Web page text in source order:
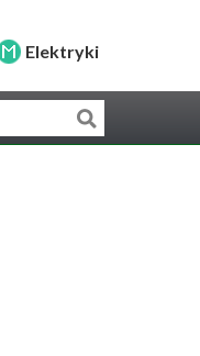
Elektryki